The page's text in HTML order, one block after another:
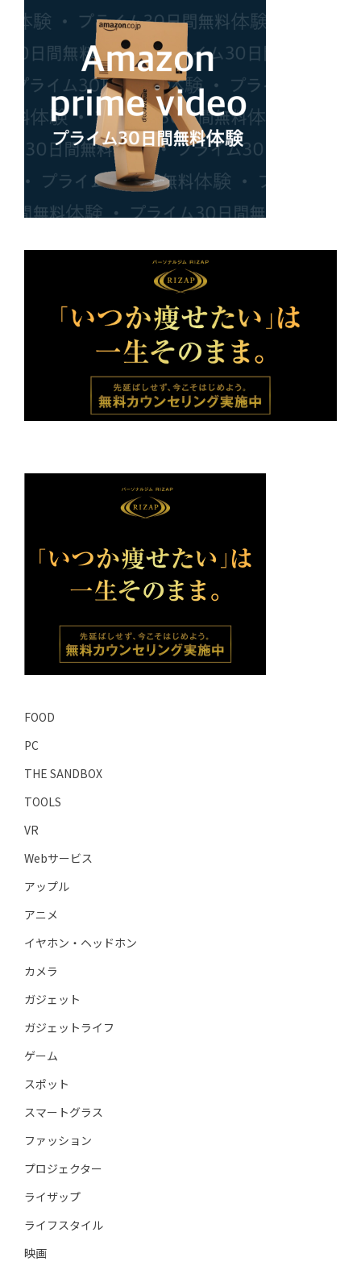
FOOD
PC
THE SANDBOX
TOOLS
VR
Webサービス
アップル
アニメ
イヤホン・ヘッドホン
カメラ
ガジェット
ガジェットライフ
ゲーム
スポット
スマートグラス
ファッション
プロジェクター
ライザップ
ライフスタイル
映画